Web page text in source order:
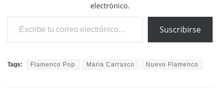
electrónico.
Escribe tu correo electrónico…
Suscribirse
Tags: Flamenco Pop Maria Carrasco Nuevo Flamenco